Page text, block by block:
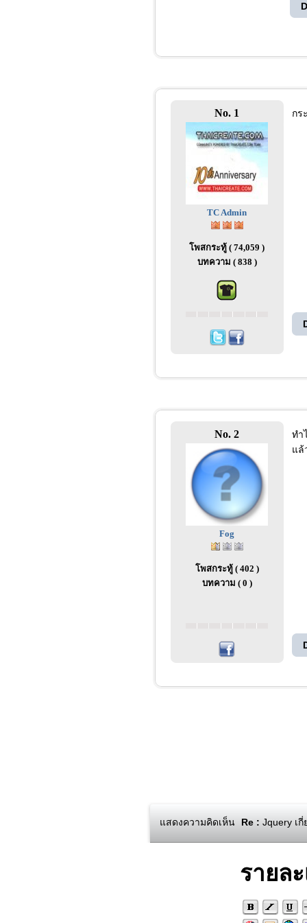
No. 1
TC Admin
โพสกระทู้ ( 74,059 )
บทความ ( 838 )
กร
No. 2
Fog
โพสกระทู้ ( 402 )
บทความ ( 0 )
ทำ
แล้
แสดงความคิดเห็น Re : Jquery เ
รายล